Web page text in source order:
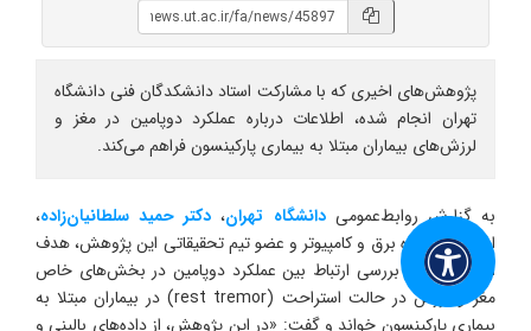
پژوهش‌های اخیری که با مشارکت استاد دانشکدگان فنی دانشگاه
تهران انجام شده، اطلاعات درباره عملکرد دوپامین در مغز و
لرزش‌های بیماران مبتلا به بیماری پارکینسون فراهم می‌کند.
به گزارش روابط‌عمومیدانشگاه تهران، دکتر حمید سلطانیان‌زاده،
استاد دانشکده برق و کامپیوتر و عضو تیم تحقیقاتی این پژوهش، هدف
این مطالعه را بررسی ارتباط بین عملکرد دوپامین در بخش‌های خاص
مغز و لرزش در حالت استراحت (rest tremor) در بیماران مبتلا به
بیماری پارکینسون خواند و گفت: «در این پژوهش، از داده‌های بالینی و